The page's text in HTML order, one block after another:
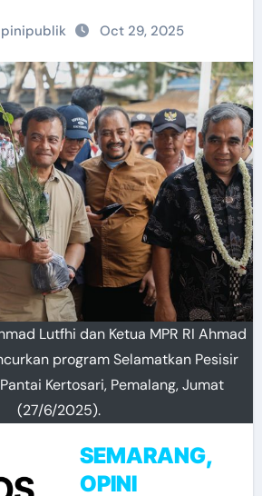
Oct 29, 2025
Lutfhi dan Ketua MPR RI Ahmad
program Selamatkan Pesisir
Kertosari, Pemalang, Jumat
(27/6/2025).
SEMARANG,
OPINI